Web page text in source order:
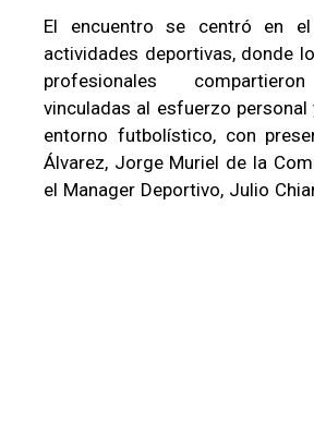
El encuentro se centró en
actividades deportivas, donde
profesionales
vinculadas al esfuerzo personal
entorno futbolístico, con
Álvarez, Jorge Muriel de la
el Manager Deportivo, Julio